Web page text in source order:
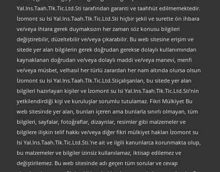
Yal.Ins.Taah.Tlk.Tic.Ltd.Sti tarafından garanti ve taahhüt edilmemektedir.
İzomont su Isi Yal.Ins.Taah.Tlk.Tic.Ltd.Sti hiçbir şekil ve surette ön ihbara
ve/veya ihtara gerek duymaksızın her zaman söz konusu bilgileri
değiştirebilir, düzeltebilir ve/veya çıkarabilir. Bu web sitesine erişim ve
sitede yer alan bilgilerin gerek doğrudan gerekse dolaylı kullanımından
kaynaklanan doğrudan ve/veya dolaylı maddi ve/veya manevi, menfi
ve/veya müsbet, velhasıl her türlü zarardan her nam altında olursa olsun
İzomont su Isi Yal.Ins.Taah.Tlk.Tic.Ltd.Stiçalışanları, bu sitede yer alan
bilgileri hazırlayan kişiler ve İzomont su Isi Yal.Ins.Taah.Tlk.Tic.Ltd.Sti’nin
yetkilendirdiği kişi ve kuruluşlar sorumlu tutulamaz. Fikri Mülkiyet Bu
web sitesinde yer alan, bunları içeren ama bunlarla sınırlı olmayan, tüm
bilgileri, sayfalar, fotoğraflar, dizaynlar, resimler gibi malzemeler ve
bilgilere ilişkin telif hakkı ve/veya diğer fikri mülkiyet hakları İzomont su
Isi Yal.Ins.Taah.Tlk.Tic.Ltd.Sti.’ne ait ve ilgili kanunlarca korunmakta olup,
bu malzemeler ve bilgiler izinsiz kullanılamaz, iktisap edilemez ve
değiştirilemez. Bu web sitesinde adı geçen tüm sorular ve cevap